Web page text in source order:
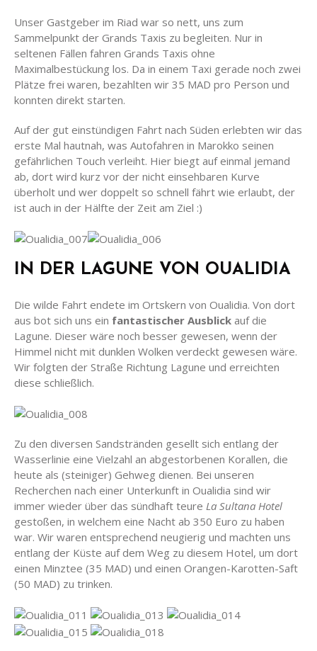
Unser Gastgeber im Riad war so nett, uns zum
Sammelpunkt der Grands Taxis zu begleiten. Nur in
seltenen Fällen fahren Grands Taxis ohne
Maximalbestückung los. Da in einem Taxi gerade noch zwei
Plätze frei waren, bezahlten wir 35 MAD pro Person und
konnten direkt starten.
Auf der gut einstündigen Fahrt nach Süden erlebten wir das
erste Mal hautnah, was Autofahren in Marokko seinen
gefährlichen Touch verleiht. Hier biegt auf einmal jemand
ab, dort wird kurz vor der nicht einsehbaren Kurve
überholt und wer doppelt so schnell fährt wie erlaubt, der
ist auch in der Hälfte der Zeit am Ziel :)
IN DER LAGUNE VON OUALIDIA
Die wilde Fahrt endete im Ortskern von Oualidia. Von dort
aus bot sich uns ein fantastischer Ausblick auf die
Lagune. Dieser wäre noch besser gewesen, wenn der
Himmel nicht mit dunklen Wolken verdeckt gewesen wäre.
Wir folgten der Straße Richtung Lagune und erreichten
diese schließlich.
Zu den diversen Sandstränden gesellt sich entlang der
Wasserlinie eine Vielzahl an abgestorbenen Korallen, die
heute als (steiniger) Gehweg dienen. Bei unseren
Recherchen nach einer Unterkunft in Oualidia sind wir
immer wieder über das sündhaft teure La Sultana Hotel
gestoßen, in welchem eine Nacht ab 350 Euro zu haben
war. Wir waren entsprechend neugierig und machten uns
entlang der Küste auf dem Weg zu diesem Hotel, um dort
einen Minztee (35 MAD) und einen Orangen-Karotten-Saft
(50 MAD) zu trinken.